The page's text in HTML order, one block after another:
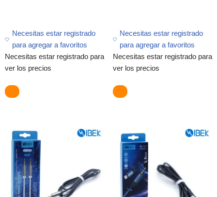
Necesitas estar registrado
para agregar a favoritos
Necesitas estar registrado para
ver los precios
Necesitas estar registrado
para agregar a favoritos
Necesitas estar registrado para
ver los precios